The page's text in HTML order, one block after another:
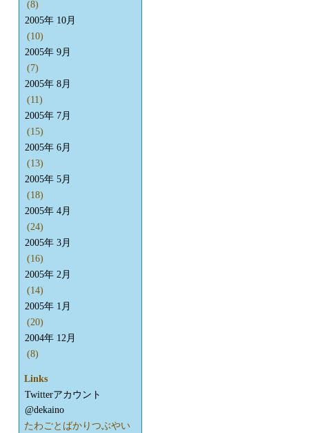
(8)
2005年 10月
(10)
2005年 9月
(7)
2005年 8月
(11)
2005年 7月
(15)
2005年 6月
(13)
2005年 5月
(18)
2005年 4月
(24)
2005年 3月
(16)
2005年 2月
(14)
2005年 1月
(20)
2004年 12月
(8)
Links
Twitterアカウント
@dekaino
たわごとばかりつぶやい